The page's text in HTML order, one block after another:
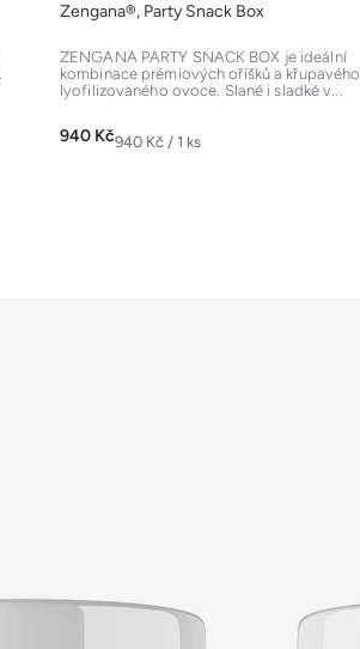
Zengana®, Party Snack Box
hodnocení
produktu
je
z
940 KčMěrná
940 Kč / 1 ks
ZENGANA PARTY SNACK BOX je ideální
kombinace prémiových oříšků a křupavého
lyofilizovaného ovoce. Slané i sladké v...